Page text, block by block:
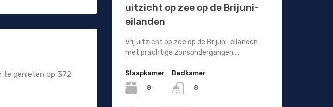
te genieten op 372
uitzicht op zee op de Brijuni-
eilanden
Vrij uitzicht op zee op de Brijuni-eilanden
met prachtige zonsondergangen.…
Slaapkamer
8
Badkamer
8